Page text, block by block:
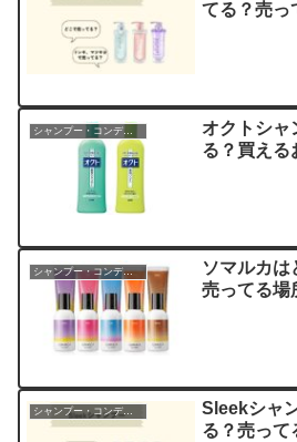
てる？売っ
オクトシャ
る？買える
シャンプー・コンディショナー
ソマルカは
売ってる場
シャンプー・コンディショナー
Sleekシャ
る？売って